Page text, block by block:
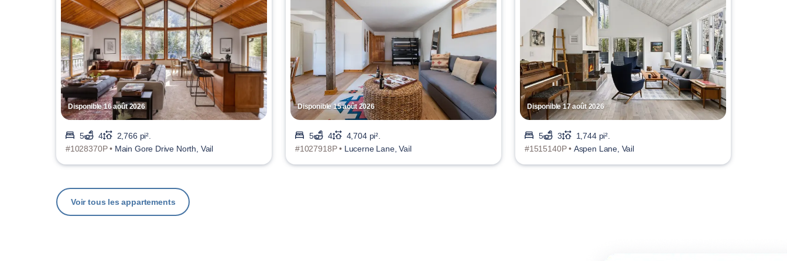
Disponible 16 août 2026
5 4
2,766 pi².
#1028370P • Main Gore Drive North, Vail
Disponible 15 août 2026
5 4
4,704 pi².
#1027918P • Lucerne Lane, Vail
Disponible 17 août 2026
5 3
1,744 pi².
#1515140P • Aspen Lane, Vail
Voir tous les appartements